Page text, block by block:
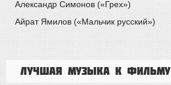
Александр Симонов («Грех»)
Айрат Ямилов («Мальчик русский»)
Лучшая музыка к фильму